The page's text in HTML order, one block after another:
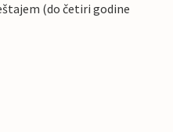
(do četiri godine